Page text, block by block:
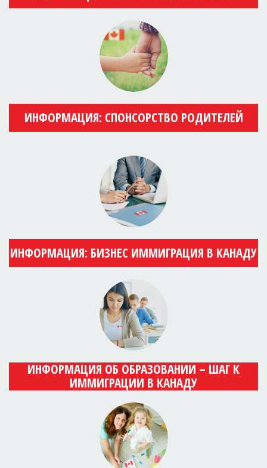
ИНФОРМАЦИЯ: СПОНСОРСТВО РОДИТЕЛЕЙ
ИНФОРМАЦИЯ: БИЗНЕС ИММИГРАЦИЯ В КАНАДУ
ИНФОРМАЦИЯ ОБ ОБРАЗОВАНИИ – ШАГ К
ИММИГРАЦИИ В КАНАДУ